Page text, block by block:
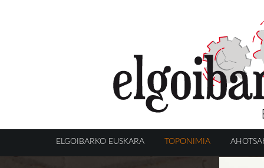
ELGOIBARKO EUSKARA TOPONIMIA